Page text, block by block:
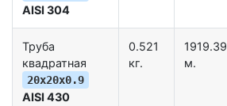
AISI 304
Труба
квадратная
20х20х0.9
AISI 430
0.521
кг.
1919.39
м.